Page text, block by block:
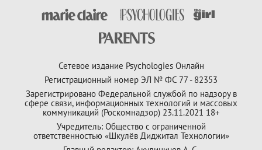
Сетевое издание Psychologies Онлайн
Регистрационный номер ЭЛ № ФС 77 - 82353
Зарегистрировано Федеральной службой по надзору в
сфере связи, информационных технологий и массовых
коммуникаций (Роскомнадзор) 23.11.2021 18+
Учредитель: Общество с ограниченной
ответственностью «Шкулёв Диджитал Технологии»